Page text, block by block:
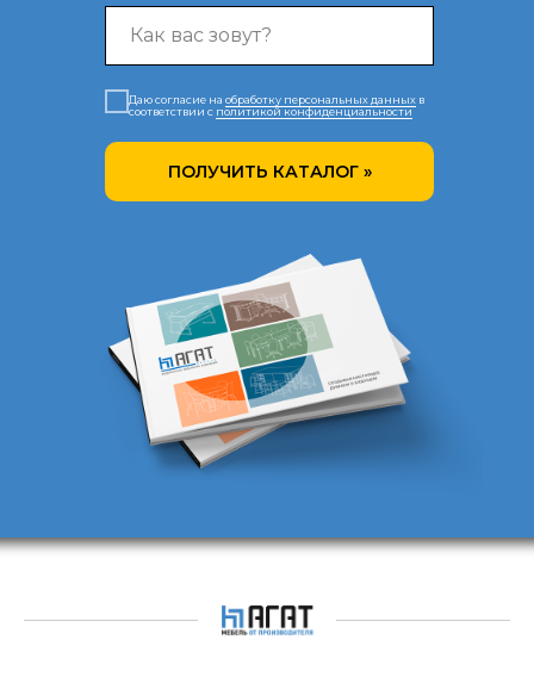
Даю согласие на обработку персональных данных в
соответствии с политикой конфиденциальности
ПОЛУЧИТЬ КАТАЛОГ »